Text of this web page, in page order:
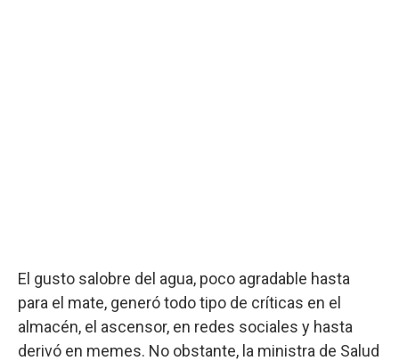
El gusto salobre del agua, poco agradable hasta
para el mate, generó todo tipo de críticas en el
almacén, el ascensor, en redes sociales y hasta
derivó en memes. No obstante, la ministra de Salud